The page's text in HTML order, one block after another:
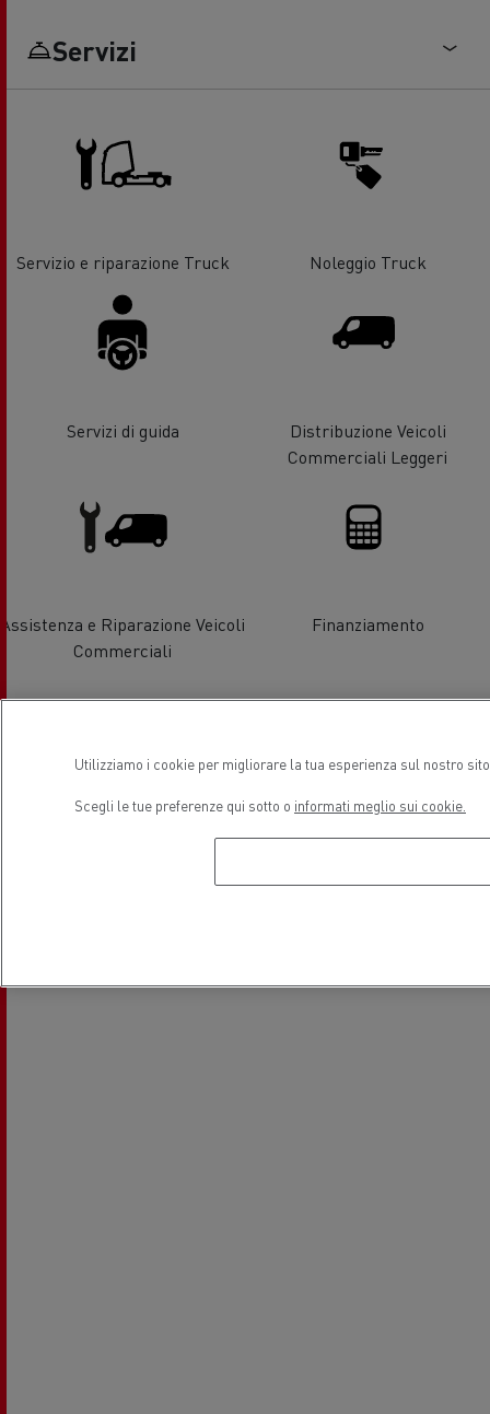
Servizi
Servizio e riparazione Truck Noleggio Truck
Servizi di guida
Distribuzione Veicoli
Commerciali Leggeri
Assistenza e Riparazione Veicoli
Commerciali
Finanziamento
Veicoli elettrici
Utilizziamo i cookie per migliorare la tua esperienza sul nostro
Scegli le tue preferenze qui sotto o informati meglio sui cookie.